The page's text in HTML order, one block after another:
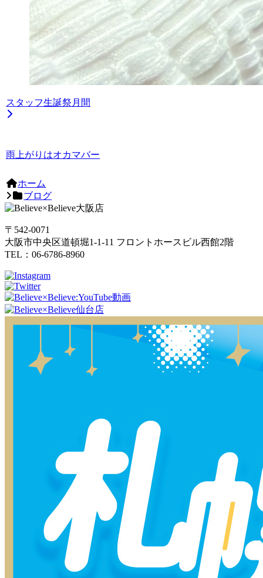
スタッフ生誕祭月間
雨上がりはオカマバー
ホーム
ブログ
〒542-0071
大阪市中央区道頓堀1-1-11 フロントホースビル西館2階
TEL：06-6786-8960